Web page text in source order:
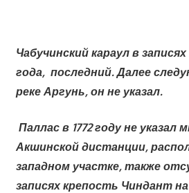
Чабучинский караул в записях
года, последний. Далее
реке Аргунь, он не указал.
Паллас в 1772 году не указал
Акшинской дистанции,
западном участке, также
записях крепость Чиндант